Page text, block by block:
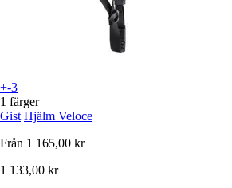
+-3
1 färger
Gist Hjälm Veloce
Från 1 165,00 kr
1 133,00 kr